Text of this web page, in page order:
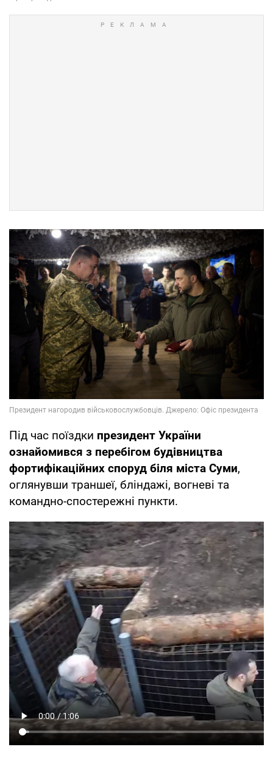
Під час поїздки президент України
ознайомився з перебігом будівництва
фортифікаційних споруд біля міста Суми,
оглянувши траншеї, бліндажі, вогневі та
командно-спостережні пункти.